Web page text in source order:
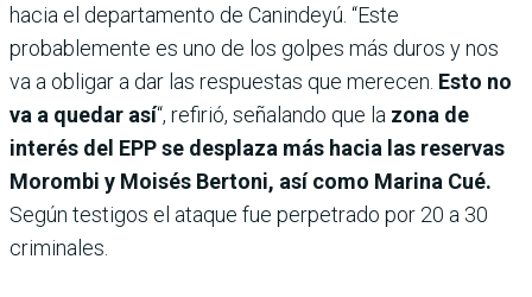
hacia el departamento de Canindeyú. “Este
probablemente es uno de los golpes más duros y nos
va a obligar a dar las respuestas que merecen. Esto no
va a quedar así“, refirió, señalando que la zona de
interés del EPP se desplaza más hacia las reservas
Morombi y Moisés Bertoni, así como Marina Cué.
Según testigos el ataque fue perpetrado por 20 a 30
criminales.